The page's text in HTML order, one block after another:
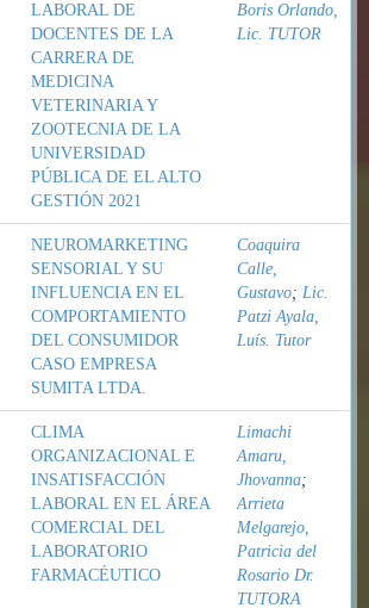
LABORAL DE
DOCENTES DE LA
CARRERA DE
MEDICINA
VETERINARIA Y
ZOOTECNIA DE LA
UNIVERSIDAD
PÚBLICA DE EL ALTO
GESTIÓN 2021
Boris Orlando,
Lic. TUTOR
NEUROMARKETING
SENSORIAL Y SU
INFLUENCIA EN EL
COMPORTAMIENTO
DEL CONSUMIDOR
CASO EMPRESA
SUMITA LTDA.
Coaquira
Calle,
Gustavo; Lic.
Patzi Ayala,
Luís. Tutor
CLIMA
ORGANIZACIONAL E
INSATISFACCIÓN
LABORAL EN EL ÁREA
COMERCIAL DEL
LABORATORIO
FARMACÉUTICO
Limachi
Amaru,
Jhovanna;
Arrieta
Melgarejo,
Patricia del
Rosario Dr.
TUTORA